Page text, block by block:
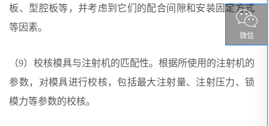
板、型腔板等，并考虑到它们的配合间隙和安装固定方式
等因素。
（9）校核模具与注射机的匹配性。根据所使用的注射机的
参数，对模具进行校核，包括最大注射量、注射压力、锁
模力等参数的校核。
微信